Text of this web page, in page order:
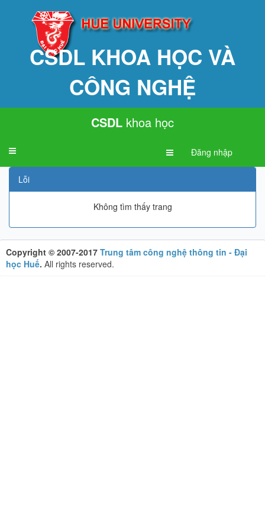
CSDL KHOA HỌC VÀ
CÔNG NGHỆ
CSDL khoa học
Toggle
Đăng nhập
Lỗi
Không tìm thấy trang
Copyright © 2007-2017 Trung tâm công nghệ thông tin - Đại
học Huế. All rights reserved.